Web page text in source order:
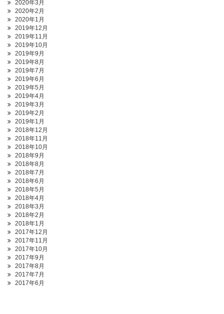
2020年3月
2020年2月
2020年1月
2019年12月
2019年11月
2019年10月
2019年9月
2019年8月
2019年7月
2019年6月
2019年5月
2019年4月
2019年3月
2019年2月
2019年1月
2018年12月
2018年11月
2018年10月
2018年9月
2018年8月
2018年7月
2018年6月
2018年5月
2018年4月
2018年3月
2018年2月
2018年1月
2017年12月
2017年11月
2017年10月
2017年9月
2017年8月
2017年7月
2017年6月